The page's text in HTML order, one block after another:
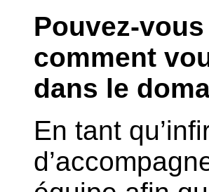
Pouvez-
comment
dans le
En tant